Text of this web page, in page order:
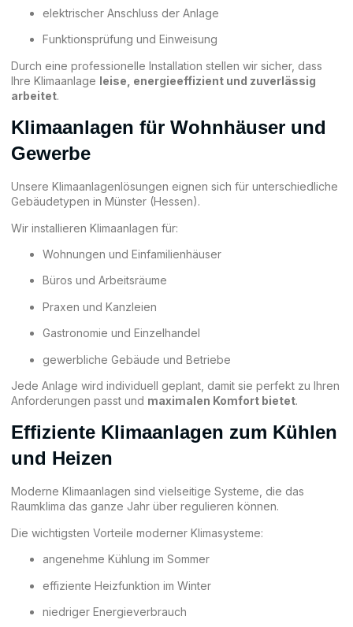
elektrischer Anschluss der Anlage
Funktionsprüfung und Einweisung
Durch eine professionelle Installation stellen wir sicher, dass
Ihre Klimaanlage leise, energieeffizient und zuverlässig
arbeitet.
Klimaanlagen für Wohnhäuser und
Gewerbe
Unsere Klimaanlagenlösungen eignen sich für unterschiedliche
Gebäudetypen in Münster (Hessen).
Wir installieren Klimaanlagen für:
Wohnungen und Einfamilienhäuser
Büros und Arbeitsräume
Praxen und Kanzleien
Gastronomie und Einzelhandel
gewerbliche Gebäude und Betriebe
Jede Anlage wird individuell geplant, damit sie perfekt zu Ihren
Anforderungen passt und maximalen Komfort bietet.
Effiziente Klimaanlagen zum Kühlen
und Heizen
Moderne Klimaanlagen sind vielseitige Systeme, die das
Raumklima das ganze Jahr über regulieren können.
Die wichtigsten Vorteile moderner Klimasysteme:
angenehme Kühlung im Sommer
effiziente Heizfunktion im Winter
niedriger Energieverbrauch